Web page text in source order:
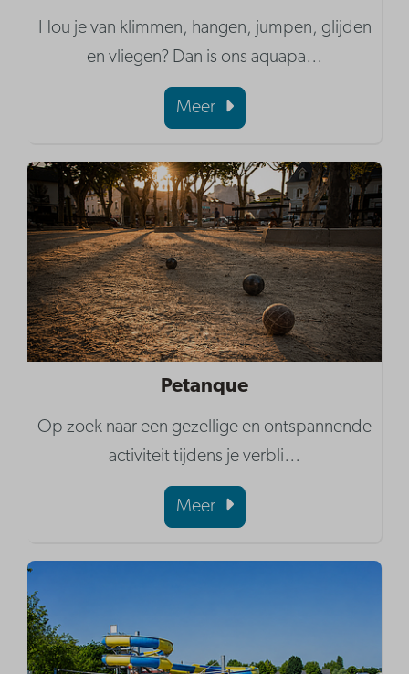
Hou je van klimmen, hangen, jumpen, glijden
en vliegen? Dan is ons aquapa…
Meer
Petanque
Op zoek naar een gezellige en ontspannende
activiteit tijdens je verbli…
Meer